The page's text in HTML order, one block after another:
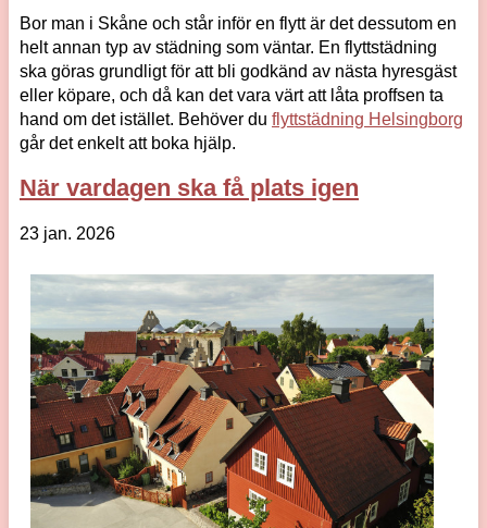
Bor man i Skåne och står inför en flytt är det dessutom en
helt annan typ av städning som väntar. En flyttstädning
ska göras grundligt för att bli godkänd av nästa hyresgäst
eller köpare, och då kan det vara värt att låta proffsen ta
hand om det istället. Behöver du flyttstädning Helsingborg
går det enkelt att boka hjälp.
När vardagen ska få plats igen
23 jan. 2026